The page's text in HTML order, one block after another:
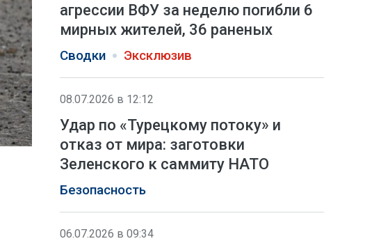
агрессии ВФУ за неделю погибли 6
мирных жителей, 36 раненых
Сводки Эксклюзив
08.07.2026 в 12:12
Удар по «Турецкому потоку» и
отказ от мира: заготовки
Зеленского к саммиту НАТО
Безопасность
06.07.2026 в 09:34